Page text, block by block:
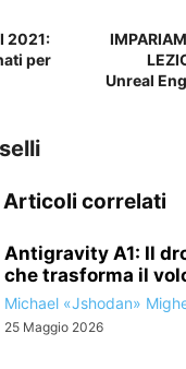
2021:
per
Unreal
Articoli correlati
Antigravity A1: Il
che trasforma il
Michael «Jshodan»
25 Maggio 2026